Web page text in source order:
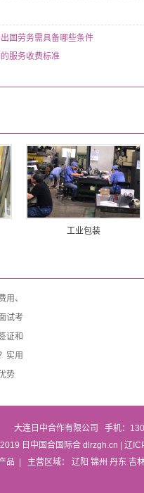
国劳务需具备哪些条件
服务收费标准
工业包装
用、
试考
证和
实用
势
大连日中合作有限公司 手机：
日中国合国际合 dlrzgh.cn | 辽
品 | 主营区域： 辽阳 锦州 丹东 吉